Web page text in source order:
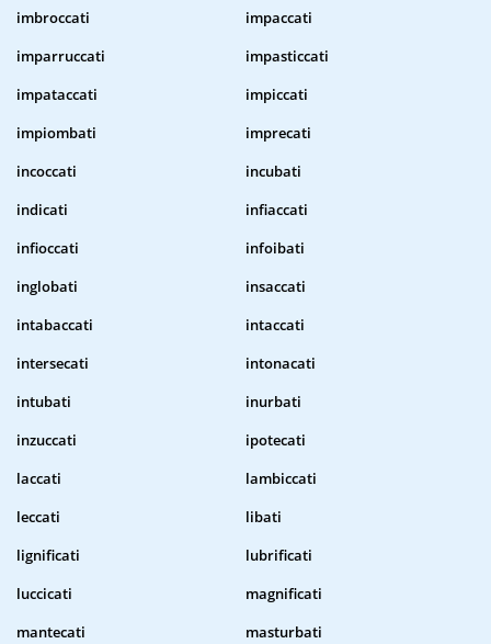
imbroccati
impaccati
imparruccati
impasticcati
impataccati
impiccati
impiombati
imprecati
incoccati
incubati
indicati
infiaccati
infioccati
infoibati
inglobati
insaccati
intabaccati
intaccati
intersecati
intonacati
intubati
inurbati
inzuccati
ipotecati
laccati
lambiccati
leccati
libati
lignificati
lubrificati
luccicati
magnificati
mantecati
masturbati